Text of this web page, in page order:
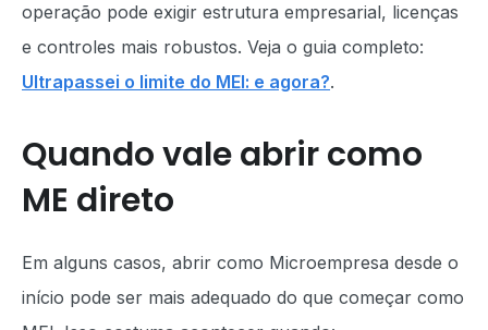
operação pode exigir estrutura empresarial, licenças
e controles mais robustos. Veja o guia completo:
Ultrapassei o limite do MEI: e agora?.
Quando vale abrir como
ME direto
Em alguns casos, abrir como Microempresa desde o
início pode ser mais adequado do que começar como